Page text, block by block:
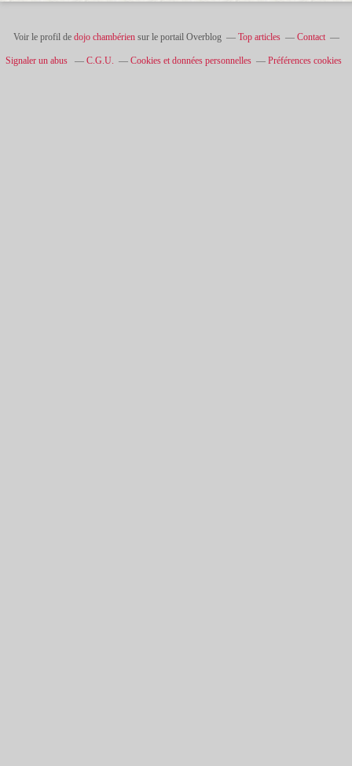
Voir le profil de dojo chambériensur le portail Overblog Top articles Contact
Signaler un abus C.G.U. Cookies et données personnelles Préférences cookies